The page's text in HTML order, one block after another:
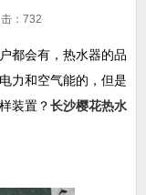
： 732
都会有，热水器的品
力和空气能的，但是
装置？长沙樱花热水